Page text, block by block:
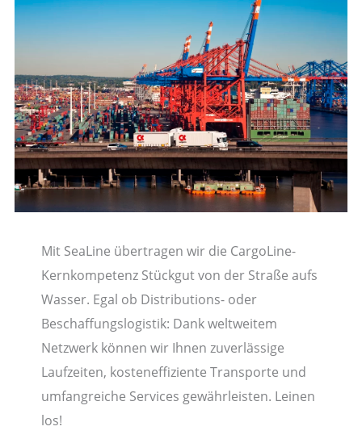
Mit SeaLine übertragen wir die CargoLine-
Kernkompetenz Stückgut von der Straße aufs
Wasser. Egal ob Distributions- oder
Beschaffungslogistik: Dank weltweitem
Netzwerk können wir Ihnen zuverlässige
Laufzeiten, kosteneffiziente Transporte und
umfangreiche Services gewährleisten. Leinen
los!